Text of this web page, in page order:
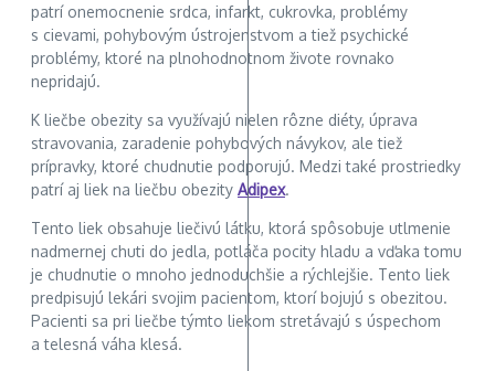
patrí onemocnenie srdca, infarkt, cukrovka, problémy
s cievami, pohybovým ústrojenstvom a tiež psychické
problémy, ktoré na plnohodnotnom živote rovnako
nepridajú.
K liečbe obezity sa využívajú nielen rôzne diéty, úprava
stravovania, zaradenie pohybových návykov, ale tiež
prípravky, ktoré chudnutie podporujú. Medzi také prostriedky
patrí aj liek na liečbu obezity Adipex.
Tento liek obsahuje liečivú látku, ktorá spôsobuje utlmenie
nadmernej chuti do jedla, potláča pocity hladu a vďaka tomu
je chudnutie o mnoho jednoduchšie a rýchlejšie. Tento liek
predpisujú lekári svojim pacientom, ktorí bojujú s obezitou.
Pacienti sa pri liečbe týmto liekom stretávajú s úspechom
a telesná váha klesá.